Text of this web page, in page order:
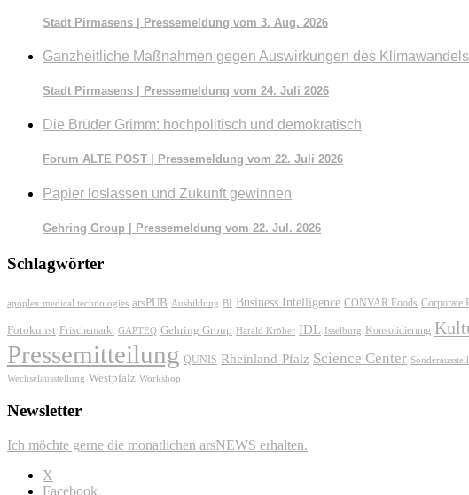
Stadt Pirmasens | Pressemeldung vom 3. Aug. 2026
Ganzheitliche Maßnahmen gegen Auswirkungen des Klimawandels
Stadt Pirmasens | Pressemeldung vom 24. Juli 2026
Die Brüder Grimm: hochpolitisch und demokratisch
Forum ALTE POST | Pressemeldung vom 22. Juli 2026
Papier loslassen und Zukunft gewinnen
Gehring Group | Pressemeldung vom 22. Jul. 2026
Schlagwörter
apoplex medical technologies arsPUB Ausbildung BI Business Intelligence CONVAR Foods Corporate
Fotokunst Frischemarkt GAPTEQ Gehring Group Harald Kröher IDL Isselburg Konsolidierung
Pressemitteilung QUNIS Rheinland-Pfalz Science Center
Wechselausstellung Westpfalz Workshop
Newsletter
Ich möchte gerne die monatlichen arsNEWS erhalten.
X
Facebook